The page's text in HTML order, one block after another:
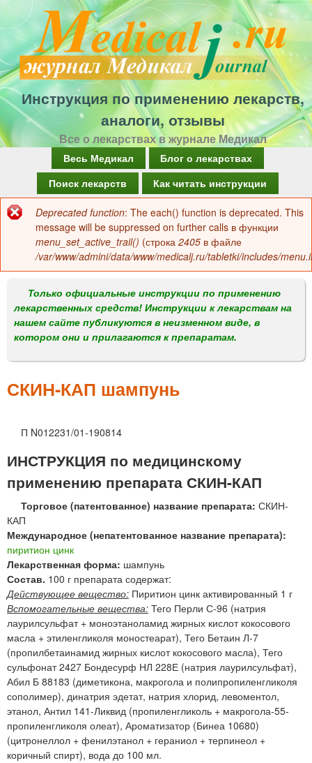
Перейти
к
основному
содержанию
Инструкция по применению лекарств,
аналоги, отзывы
Все о лекарствах в журнале Медикал
а
в
о
м
е
н
Весь Медикал
Блог о лекарствах
Поиск лекарств
Как читать инструкции
Сообщение
об
ошибке
Deprecated function: The each() function is deprecated. This
message will be suppressed on further calls в функции
menu_set_active_trail() (строка 2405 в файле
/var/www/admini/data/www/medicalj.ru/tabletki/includes/
Только официальные инструкции по применению
лекарственных средств! Инструкции к лекарствам на
нашем сайте публикуются в неизменном виде, в
котором они и прилагаются к препаратам.
СКИН-КАП шампунь
П N012231/01-190814
ИНСТРУКЦИЯ по медицинскому
применению препарата СКИН-КАП
Торговое (патентованное) название препарата: СКИН-
КАП
Международное (непатентованное название препарата):
пиритион цинк
Лекарственная форма: шампунь
Состав. 100 г препарата содержат:
Действующее вещество: Пиритион цинк активированный 1 г
Вспомогательные вещества: Тего Перли С-96 (натрия
лаурилсульфат + моноэтаноламид жирных кислот кокосового
масла + этиленгликоля моностеарат), Тего Бетаин Л-7
(пропилбетаинамид жирных кислот кокосового масла), Тего
сульфонат 2427 Бондесурф НЛ 228Е (натрия лаурилсульфат),
Абил Б 88183 (диметикона, макрогола и полипропиленгликоля
сополимер), динатрия эдетат, натрия хлорид, левоментол,
этанол, Антил 141-Ликвид (пропиленгликоль + макрогола-55-
пропиленгликоля олеат), Ароматизатор (Бинеа 10680)
(цитронеллол + фенилэтанол + гераниол + терпинеол +
коричный спирт), вода до 100 мл.